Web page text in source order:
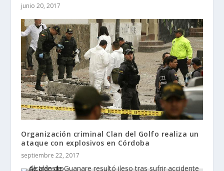
junio 20, 2017
Organización criminal Clan del Golfo realiza un
ataque con explosivos en Córdoba
septiembre 22, 2017